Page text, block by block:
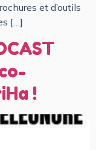
et d’outils
[…]
!